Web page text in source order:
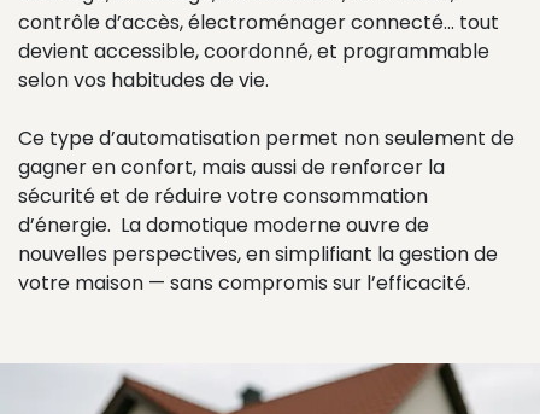
contrôle d’accès, électroménager connecté… tout
devient accessible, coordonné, et programmable
selon vos habitudes de vie.
Ce type d’automatisation permet non seulement de
gagner en confort, mais aussi de renforcer la
sécurité et de réduire votre consommation
d’énergie. La domotique moderne ouvre de
nouvelles perspectives, en simplifiant la gestion de
votre maison — sans compromis sur l’efficacité.